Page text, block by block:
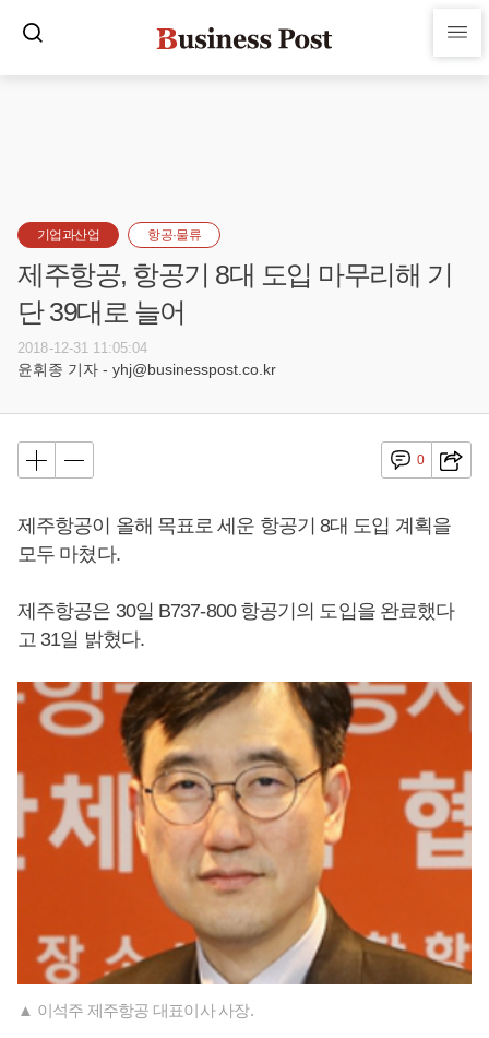
기업과산업 항공·물류
제주항공, 항공기 8대 도입 마무리해 기
단 39대로 늘어
2018-12-31 11:05:04
윤휘종 기자 - yhj@businesspost.co.kr
0
제주항공이 올해 목표로 세운 항공기 8대 도입 계획을
모두 마쳤다.
제주항공은 30일 B737-800 항공기의 도입을 완료했다
고 31일 밝혔다.
▲ 이석주 제주항공 대표이사 사장.